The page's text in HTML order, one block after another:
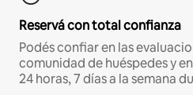
Reservá con total confianza
Podés confiar en las
comunidad de huéspedes y
24 horas, 7 días a la semana